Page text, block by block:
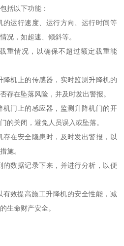
括以下功能：
的运行速度、运行方向、运行时间等
况，如超速、倾斜等。
重情况，以确保不超过额定载重能
机上的传感器，实时监测升降机的
存在坠落风险，并及时发出警报。
机门上的感应器，监测升降机门的开
的关闭，避免人员误入或坠落。
在安全隐患时，及时发出警报，以
施。
数据记录下来，并进行分析，以便
效提高施工升降机的安全性能，减
生命财产安全。